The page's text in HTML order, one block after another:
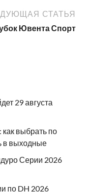
СТАТЬЯ
Ювента Спорт
29 августа
выбрать по
в выходные
Серии 2026
по DH 2026